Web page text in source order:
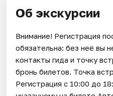
Об экскурсии
Внимание! Регистрация
обязательна: без неё вы
контакты гида и точку
бронь билетов. Точка
Регистрация с 10:00 до